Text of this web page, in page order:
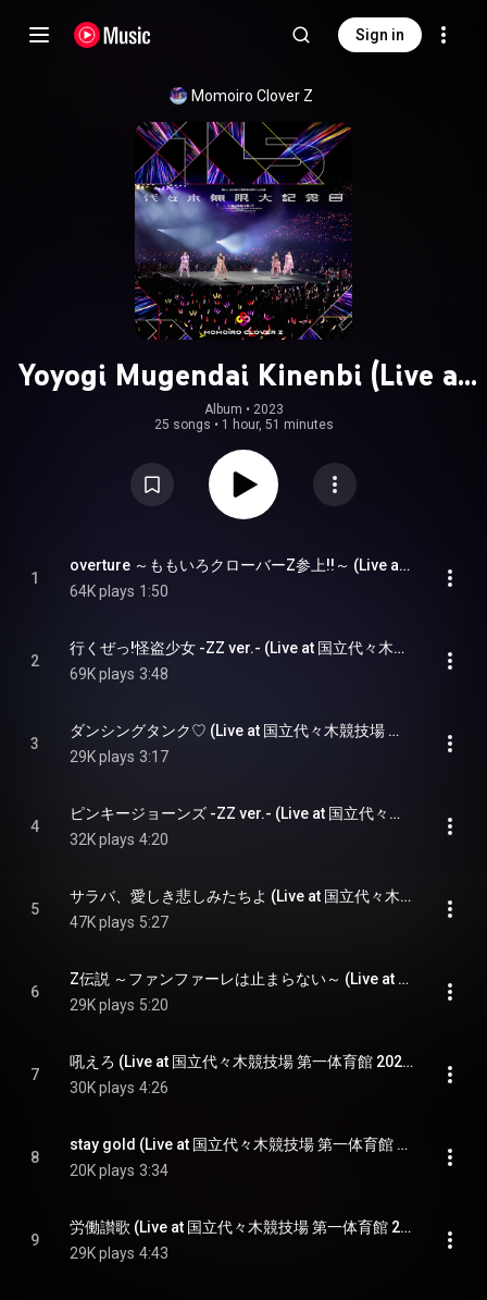
Sign in
Momoiro Clover Z
Yoyogi Mugendai Kinenbi (Live at
Yoyogi National Stadium 1st
Gymnasium 2023.5.17)
Album • 2023
25 songs • 1 hour, 51 minutes
1
overture ～ももいろクローバーZ参上!!～ (Live at 国立代々木競技場 第一体育館 2023.5.17) - overture -MOMOIRO CLOVER Z Sanjou!!- (Live at Yoyogi National Stadium 1st Gymnasium 2023.5.17)
64K plays 1:50
2
行くぜっ!怪盗少女 -ZZ ver.- (Live at 国立代々木競技場 第一体育館 2023.5.17) - Ikuzze! Kaitou Shoujo -ZZ version- (Live at Yoyogi National Stadium 1st Gymnasium 2023.5.17)
69K plays 3:48
3
ダンシングタンク♡ (Live at 国立代々木競技場 第一体育館 2023.5.17) - Dancing Tank (Live at Yoyogi National Stadium 1st Gymnasium 2023.5.17)
29K plays 3:17
4
ピンキージョーンズ -ZZ ver.- (Live at 国立代々木競技場 第一体育館 2023.5.17) - Pinky Jones -ZZ version- (Live at Yoyogi National Stadium 1st Gymnasium 2023.5.17)
32K plays 4:20
5
サラバ、愛しき悲しみたちよ (Live at 国立代々木競技場 第一体育館 2023.5.17) - Saraba, Itoshiki Kanashimitachiyo (Live at Yoyogi National Stadium 1st Gymnasium 2023.5.17)
47K plays 5:27
6
Z伝説 ～ファンファーレは止まらない～ (Live at 国立代々木競技場 第一体育館 2023.5.17) - Z Densetsu -Fanfare wa Tomaranai- (Live at Yoyogi National Stadium 1st Gymnasium 2023.5.17)
29K plays 5:20
7
吼えろ (Live at 国立代々木競技場 第一体育館 2023.5.17) - Hoero (Live at Yoyogi National Stadium 1st Gymnasium 2023.5.17)
30K plays 4:26
8
stay gold (Live at 国立代々木競技場 第一体育館 2023.5.17) - stay gold (Live at Yoyogi National Stadium 1st Gymnasium 2023.5.17)
20K plays 3:34
9
労働讃歌 (Live at 国立代々木競技場 第一体育館 2023.5.17) - Roudou Sanka (Live at Yoyogi National Stadium 1st Gymnasium 2023.5.17)
29K plays 4:43